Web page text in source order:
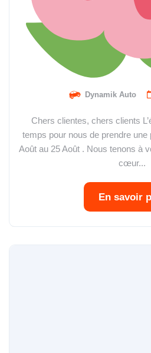
Dynamik Auto
Chers clientes, chers clients
temps pour nous de prendre une
Août au 25 Août . Nous tenons à
cœur...
En savoir